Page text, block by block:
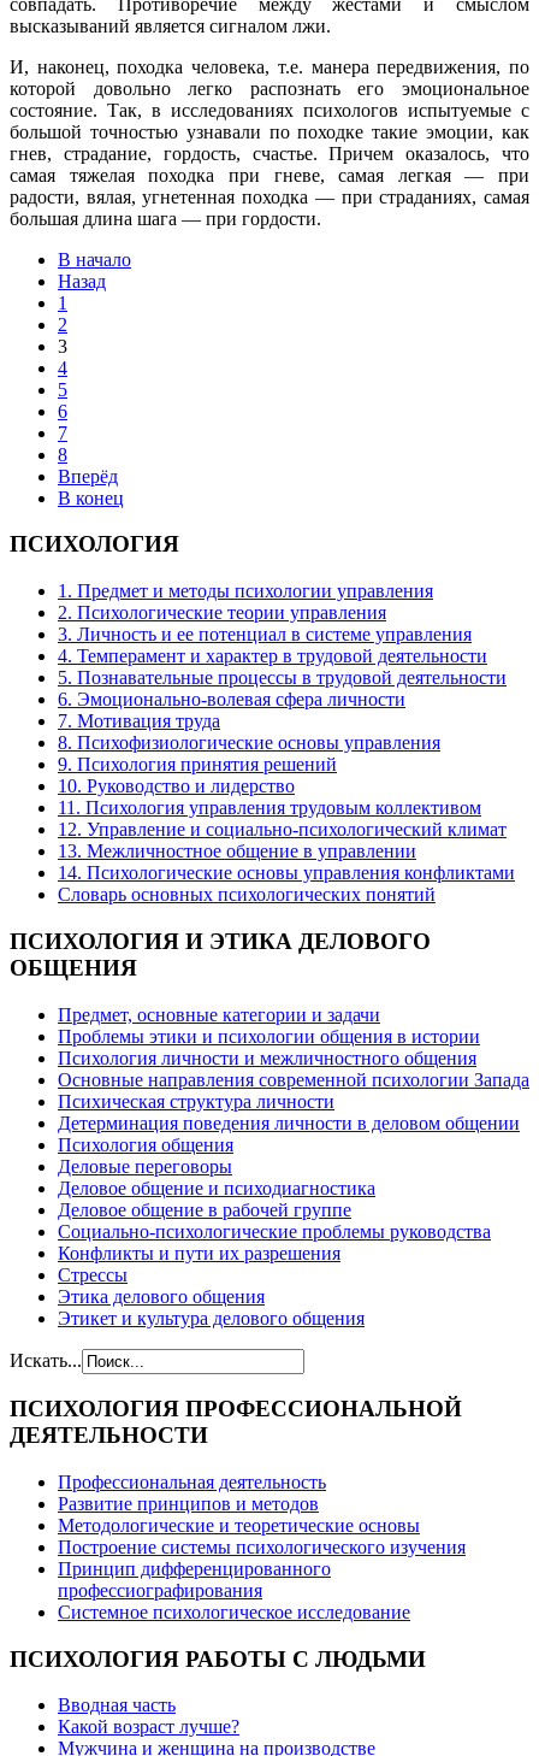
высказываний является сигналом лжи.
И, наконец, походка человека, т.е. манера передвижения, по
которой довольно легко распознать его эмоциональное
состояние. Так, в исследованиях психологов испытуемые с
большой точностью узнавали по походке такие эмоции, как
гнев, страдание, гордость, счастье. Причем оказалось, что
самая тяжелая походка при гневе, самая легкая — при
радости, вялая, угнетенная походка — при страданиях, самая
большая длина шага — при гордости.
В начало
Назад
1
2
3
4
5
6
7
8
Вперёд
В конец
ПСИХОЛОГИЯ
1. Предмет и методы психологии управления
2. Психологические теории управления
3. Личность и ее потенциал в системе управления
4. Темперамент и характер в трудовой деятельности
5. Познавательные процессы в трудовой деятельности
6. Эмоционально-волевая сфера личности
7. Мотивация труда
8. Психофизиологические основы управления
9. Психология принятия решений
10. Руководство и лидерство
11. Психология управления трудовым коллективом
12. Управление и социально-психологический климат
13. Межличностное общение в управлении
14. Психологические основы управления конфликтами
Словарь основных психологических понятий
ПСИХОЛОГИЯ И ЭТИКА ДЕЛОВОГО
ОБЩЕНИЯ
Предмет, основные категории и задачи
Проблемы этики и психологии общения в истории
Психология личности и межличностного общения
Основные направления современной психологии Запада
Психическая структура личности
Детерминация поведения личности в деловом общении
Психология общения
Деловые переговоры
Деловое общение и психодиагностика
Деловое общение в рабочей группе
Cоциально-психологические проблемы руководства
Конфликты и пути их разрешения
Стрессы
Этика делового общения
Этикет и культура делового общения
Искать...
ПСИХОЛОГИЯ ПРОФЕССИОНАЛЬНОЙ
ДЕЯТЕЛЬНОСТИ
Профессиональная деятельность
Развитие принципов и методов
Методологические и теоретические основы
Построение системы психологического изучения
Принцип дифференцированного
профессиографирования
Системное психологическое исследование
ПСИХОЛОГИЯ РАБОТЫ С ЛЮДЬМИ
Вводная часть
Какой возраст лучше?
Мужчина и женщина на производстве